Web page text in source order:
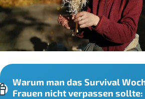
Warum man das Survival
Frauen nicht verpassen sollte: